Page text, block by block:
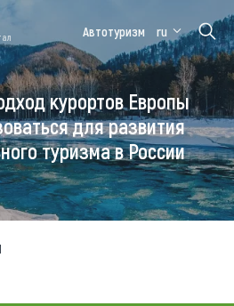
Медицинский
форум
Алтайская
зимовка
Автотуризм ru
курортов Европы
для развития
туризма в России